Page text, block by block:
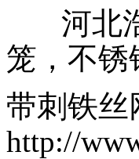
河北浩
笼，不锈
带刺铁丝
http://